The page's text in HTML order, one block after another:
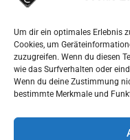
Um dir ein optimales Erlebnis
Cookies, um
zuzugreifen. Wenn du diesen
wie das Surfverhalten oder
Wenn du deine Zustimmung
bestimmte Merkmale und
Vereinsführung
Seniorenfreundlicher
Downloads &
© 2026, TSV